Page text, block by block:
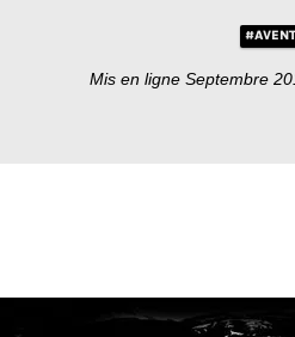
Mis en ligne Septembre